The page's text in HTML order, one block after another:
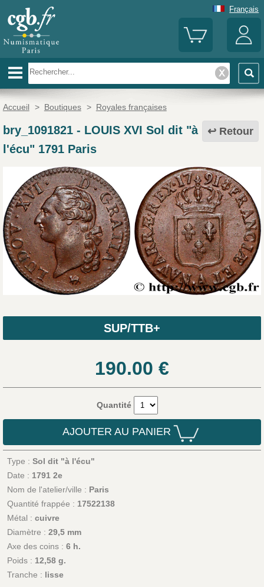
Français
Accueil > Boutiques > Royales françaises
Retour
bry_1091821- LOUIS XVI Sol dit "à
l'écu" 1791 Paris
SUP/TTB+
190.00 €
Quantité
AJOUTER AU PANIER
Type : Sol dit "à l'écu"
Date : 1791 2e
Nom de l'atelier/ville : Paris
Quantité frappée : 17522138
Métal : cuivre
Diamètre : 29,5 mm
Axe des coins : 6 h.
Poids : 12,58 g.
Tranche : lisse